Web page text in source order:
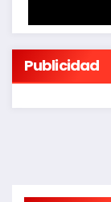
Publicidad